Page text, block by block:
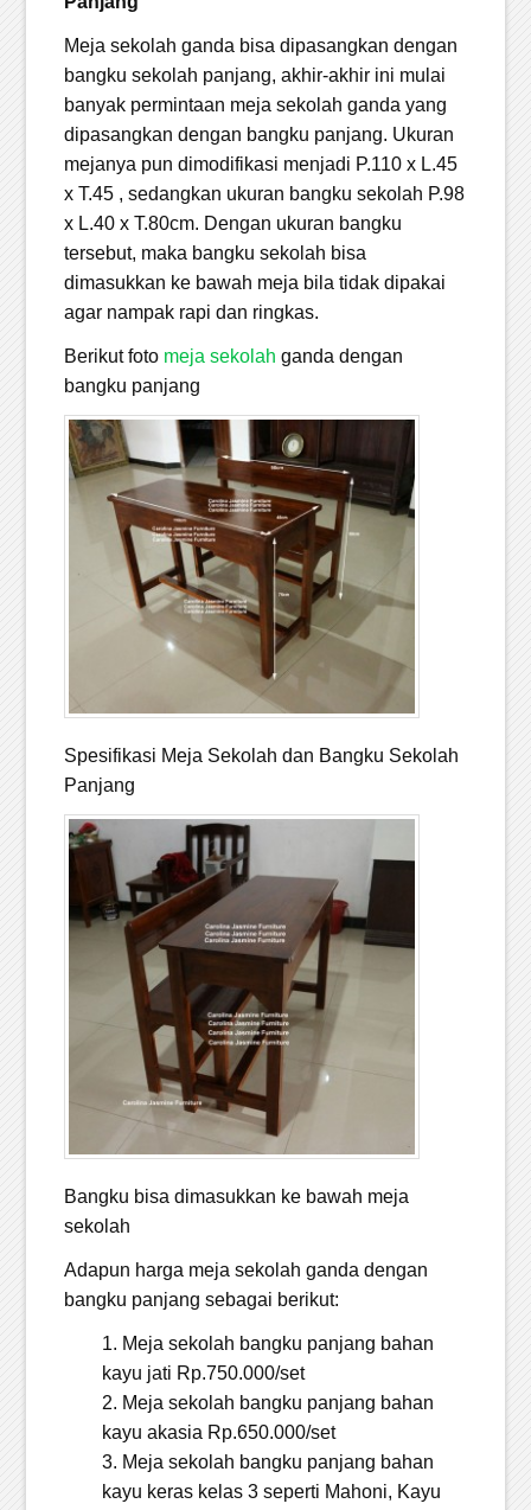
Meja sekolah ganda bisa dipasangkan dengan
bangku sekolah panjang, akhir-akhir ini mulai
banyak permintaan meja sekolah ganda yang
dipasangkan dengan bangku panjang. Ukuran
mejanya pun dimodifikasi menjadi P.110 x L.45
x T.45 , sedangkan ukuran bangku sekolah P.98
x L.40 x T.80cm. Dengan ukuran bangku
tersebut, maka bangku sekolah bisa
dimasukkan ke bawah meja bila tidak dipakai
agar nampak rapi dan ringkas.
Berikut fotomeja sekolah ganda dengan
bangku panjang
Spesifikasi Meja Sekolah dan Bangku Sekolah
Panjang
Bangku bisa dimasukkan ke bawah meja
sekolah
Adapun harga meja sekolah ganda dengan
bangku panjang sebagai berikut:
Meja sekolah bangku panjang bahan
kayu jati Rp.750.000/set
Meja sekolah bangku panjang bahan
kayu akasia Rp.650.000/set
Meja sekolah bangku panjang bahan
kayu keras kelas 3 seperti Mahoni, Kayu